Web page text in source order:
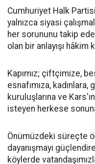
Cumhuriyet Halk
yalnızca siyasi
her sorununu takip
olan bir anlayışı hâkim
Kapımız; çiftçimize,
esnafımıza,
kuruluşlarına ve
isteyen herkese
Önümüzdeki süreçte
dayanışmayı
köylerde